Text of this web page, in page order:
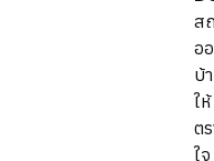
ส
อ
บ้
ให้
ต
ใจ